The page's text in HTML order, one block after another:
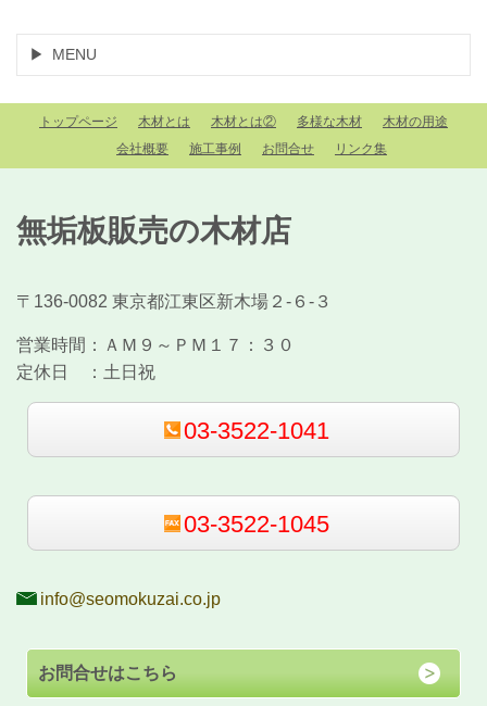
MENU
トップページ 木材とは 木材とは② 多様な木材
木材の用途
会社概要
施工事例 お問合せ リンク集
無垢板販売の木材店
〒136-0082 東京都江東区新木場２-６-３
営業時間：
ＡＭ９～ＰＭ１７：３０
定休日 ： 土日祝
03-3522-1041
03-3522-1045
info@seomokuzai.co.jp
お問合せはこちら